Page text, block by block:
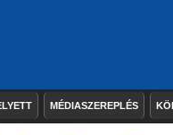
MÉDIASZEREPLÉS